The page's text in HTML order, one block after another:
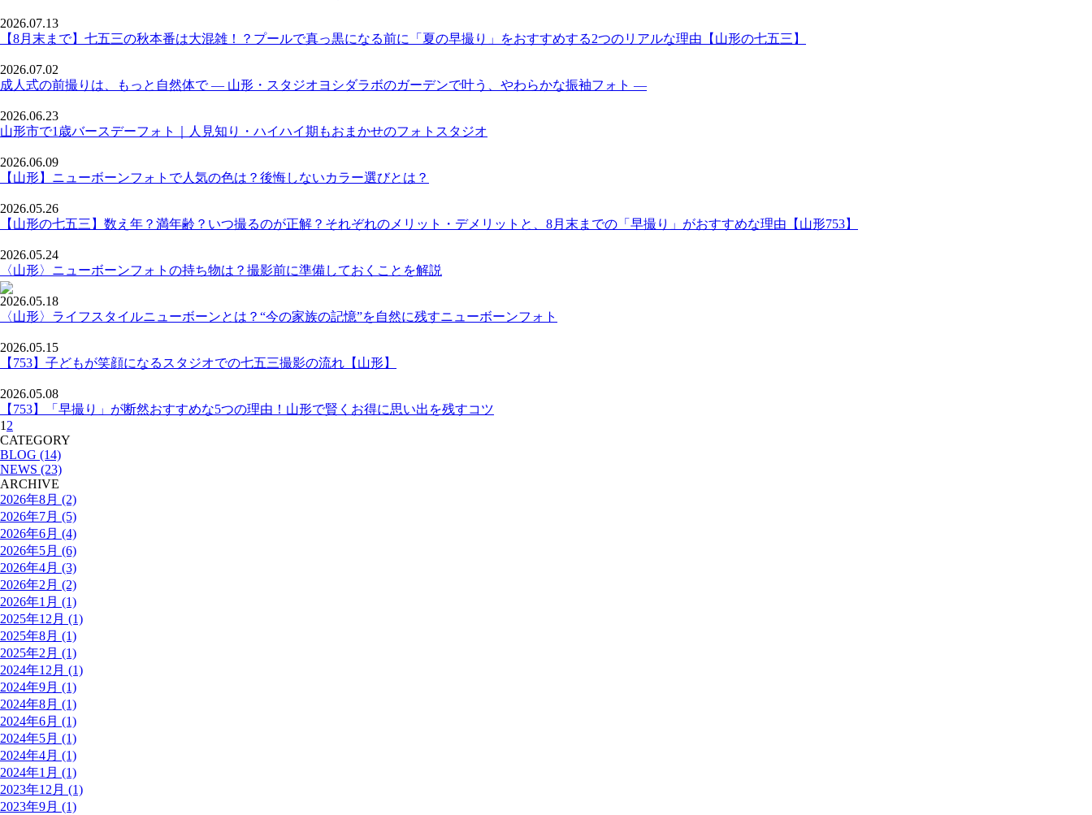
2026.07.13
【8月末まで】七五三の秋本番は大混雑！？プールで真っ黒になる前に「夏の早撮り」をおすすめする2つのリアルな理由【山形の七五三】
2026.07.02
成人式の前撮りは、もっと自然体で ― 山形・スタジオヨシダラボのガーデンで叶う、やわらかな振袖フォト ―
2026.06.23
山形市で1歳バースデーフォト｜人見知り・ハイハイ期もおまかせのフォトスタジオ
2026.06.09
【山形】ニューボーンフォトで人気の色は？後悔しないカラー選びとは？
2026.05.26
【山形の七五三】数え年？満年齢？いつ撮るのが正解？それぞれのメリット・デメリットと、8月末までの「早撮り」がおすすめな理由【山形753】
2026.05.24
〈山形〉ニューボーンフォトの持ち物は？撮影前に準備しておくことを解説
2026.05.18
〈山形〉ライフスタイルニューボーンとは？“今の家族の記憶”を自然に残すニューボーンフォト
2026.05.15
【753】子どもが笑顔になるスタジオでの七五三撮影の流れ【山形】
2026.05.08
【753】「早撮り」が断然おすすめな5つの理由！山形で賢くお得に思い出を残すコツ
1 2
CATEGORY
BLOG (14)
NEWS (23)
ARCHIVE
2026年8月 (2)
2026年7月 (5)
2026年6月 (4)
2026年5月 (6)
2026年4月 (3)
2026年2月 (2)
2026年1月 (1)
2025年12月 (1)
2025年8月 (1)
2025年2月 (1)
2024年12月 (1)
2024年9月 (1)
2024年8月 (1)
2024年6月 (1)
2024年5月 (1)
2024年4月 (1)
2024年1月 (1)
2023年12月 (1)
2023年9月 (1)